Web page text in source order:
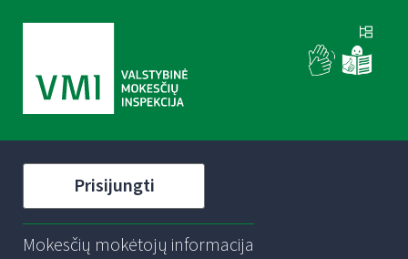
Prisijungti
Mokesčių mokėtojų informacija